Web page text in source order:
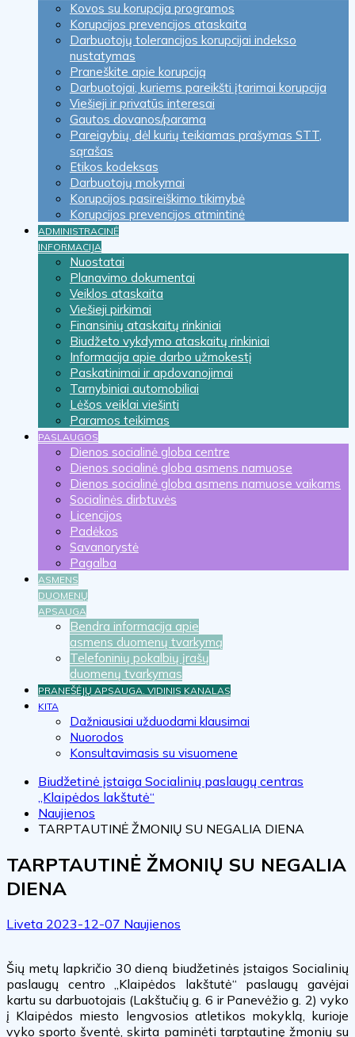
Kovos su korupcija programos
Korupcijos prevencijos ataskaita
Darbuotojų tolerancijos korupcijai indekso
nustatymas
Praneškite apie korupciją
Darbuotojai, kuriems pareikšti įtarimai korupcija
Viešieji ir privatūs interesai
Gautos dovanos/parama
Pareigybių, dėl kurių teikiamas prašymas STT,
sąrašas
Etikos kodeksas
Darbuotojų mokymai
Korupcijos pasireiškimo tikimybė
Korupcijos prevencijos atmintinė
ADMINISTRACINĖ
INFORMACIJA
Nuostatai
Planavimo dokumentai
Veiklos ataskaita
Viešieji pirkimai
Finansinių ataskaitų rinkiniai
Biudžeto vykdymo ataskaitų rinkiniai
Informacija apie darbo užmokestį
Paskatinimai ir apdovanojimai
Tarnybiniai automobiliai
Lėšos veiklai viešinti
Paramos teikimas
PASLAUGOS
Dienos socialinė globa centre
Dienos socialinė globa asmens namuose
Dienos socialinė globa asmens namuose vaikams
Socialinės dirbtuvės
Licencijos
Padėkos
Savanorystė
Pagalba
ASMENS
DUOMENŲ
APSAUGA
Bendra informacija apie
asmens duomenų tvarkymą
Telefoninių pokalbių įrašų
duomenų tvarkymas
PRANEŠĖJŲ APSAUGA. VIDINIS KANALAS
KITA
Dažniausiai užduodami klausimai
Nuorodos
Konsultavimasis su visuomene
Biudžetinė įstaiga Socialinių paslaugų centras
„Klaipėdos lakštutė“
Naujienos
TARPTAUTINĖ ŽMONIŲ SU NEGALIA DIENA
TARPTAUTINĖ ŽMONIŲ SU NEGALIA
DIENA
Liveta 2023-12-07 Naujienos
Šių metų lapkričio 30 dieną biudžetinės įstaigos Socialinių
paslaugų centro „Klaipėdos lakštutė“ paslaugų gavėjai
kartu su darbuotojais (Lakštučių g. 6 ir Panevėžio g. 2) vyko
į Klaipėdos miesto lengvosios atletikos mokyklą, kurioje
vyko sporto šventė, skirta paminėti tarptautinę žmonių su